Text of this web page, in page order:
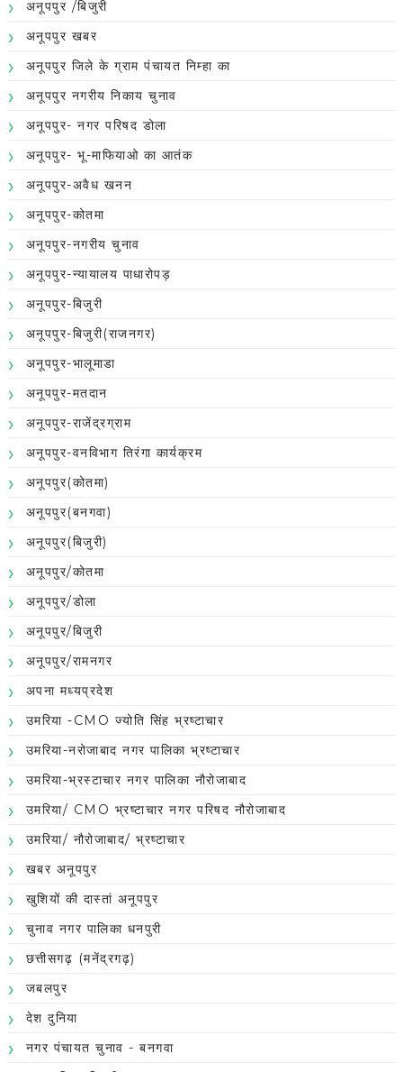
अनूपपुर /बिजुरी
अनूपपुर खबर
अनूपपुर जिले के ग्राम पंचायत निम्हा का
अनूपपुर नगरीय निकाय चुनाव
अनूपपुर- नगर परिषद डोला
अनूपपुर- भू-माफियाओ का आतंक
अनूपपुर-अवैध खनन
अनूपपुर-कोतमा
अनूपपुर-नगरीय चुनाव
अनूपपुर-न्यायालय पाधारोपड़
अनूपपुर-बिजुरी
अनूपपुर-बिजुरी(राजनगर)
अनूपपुर-भालूमाडा
अनूपपुर-मतदान
अनूपपुर-राजेंद्रग्राम
अनूपपुर-वनविभाग तिरंगा कार्यक्रम
अनूपपुर(कोतमा)
अनूपपुर(बनगवा)
अनूपपुर(बिजुरी)
अनूपपुर/कोतमा
अनूपपुर/डोला
अनूपपुर/बिजुरी
अनूपपुर/रामनगर
अपना मध्यप्रदेश
उमरिया -CMO ज्योति सिंह भ्रष्टाचार
उमरिया-नरोजाबाद नगर पालिका भ्रष्टाचार
उमरिया-भ्रस्टाचार नगर पालिका नौरोजाबाद
उमरिया/ CMO भ्रष्टाचार नगर परिषद नौरोजाबाद
उमरिया/ नौरोजाबाद/ भ्रष्टाचार
खबर अनूपपुर
खुशियों की दास्तां अनूपपुर
चुनाव नगर पालिका धनपुरी
छत्तीसगढ़ (मनेंद्रगढ़)
जबलपुर
देश दुनिया
नगर पंचायत चुनाव - बनगवा